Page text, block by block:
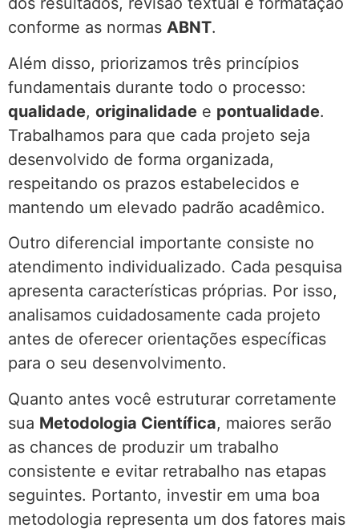
conforme as normas ABNT.
Além disso, priorizamos três princípios
fundamentais durante todo o processo:
qualidade, originalidade e pontualidade.
Trabalhamos para que cada projeto seja
desenvolvido de forma organizada,
respeitando os prazos estabelecidos e
mantendo um elevado padrão acadêmico.
Outro diferencial importante consiste no
atendimento individualizado. Cada pesquisa
apresenta características próprias. Por isso,
analisamos cuidadosamente cada projeto
antes de oferecer orientações específicas
para o seu desenvolvimento.
Quanto antes você estruturar corretamente
sua Metodologia Científica, maiores serão
as chances de produzir um trabalho
consistente e evitar retrabalho nas etapas
seguintes. Portanto, investir em uma boa
metodologia representa um dos fatores mais